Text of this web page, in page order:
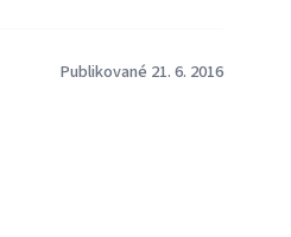
Publikované 21. 6. 2016